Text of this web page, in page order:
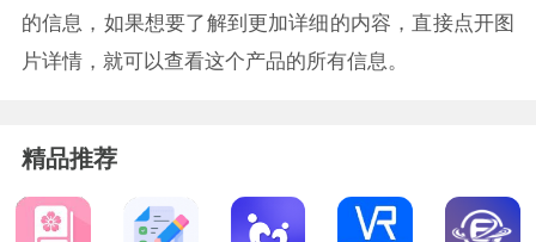
的信息，如果想要了解到更加详细的内容，直接点开图
片详情，就可以查看这个产品的所有信息。
精品推荐